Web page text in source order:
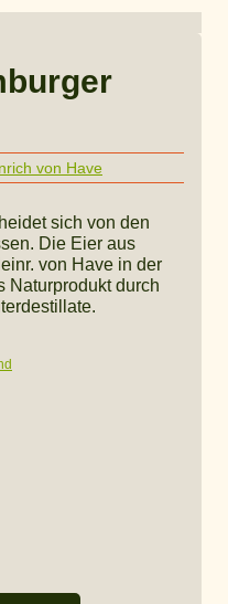
von Have
sich von den
Die Eier aus
von Have in der
Naturprodukt durch